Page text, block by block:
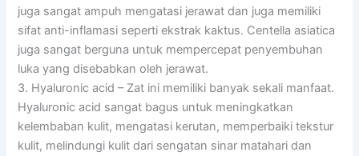
juga sangat ampuh mengatasi jerawat dan juga memiliki
sifat anti-inflamasi seperti ekstrak kaktus. Centella asiatica
juga sangat berguna untuk mempercepat penyembuhan
luka yang disebabkan oleh jerawat.
3. Hyaluronic acid – Zat ini memiliki banyak sekali manfaat.
Hyaluronic acid sangat bagus untuk meningkatkan
kelembaban kulit, mengatasi kerutan, memperbaiki tekstur
kulit, melindungi kulit dari sengatan sinar matahari dan